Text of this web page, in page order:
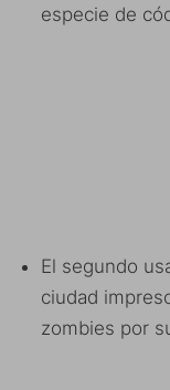
especie de
El segundo
ciudad
zombies por